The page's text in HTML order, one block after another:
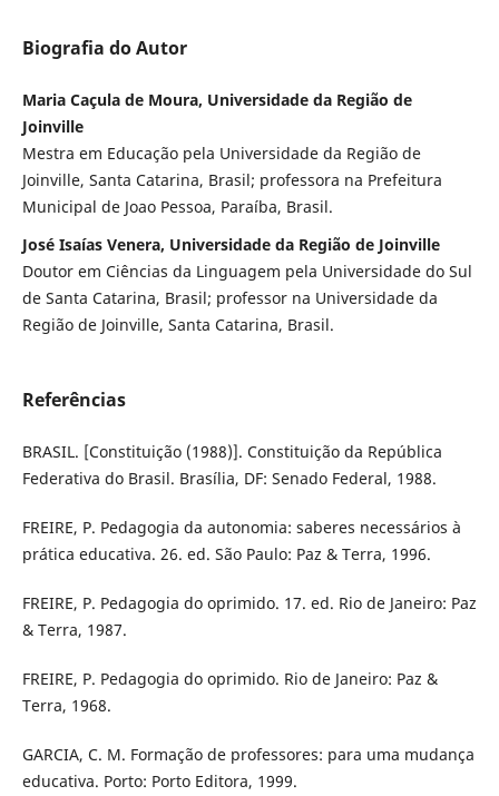
Biografia do Autor
Maria Caçula de Moura, Universidade da Região de
Joinville
Mestra em Educação pela Universidade da Região de
Joinville, Santa Catarina, Brasil; professora na Prefeitura
Municipal de Joao Pessoa, Paraíba, Brasil.
José Isaías Venera, Universidade da Região de Joinville
Doutor em Ciências da Linguagem pela Universidade do Sul
de Santa Catarina, Brasil; professor na Universidade da
Região de Joinville, Santa Catarina, Brasil.
Referências
BRASIL. [Constituição (1988)]. Constituição da República
Federativa do Brasil. Brasília, DF: Senado Federal, 1988.
FREIRE, P. Pedagogia da autonomia: saberes necessários à
prática educativa. 26. ed. São Paulo: Paz & Terra, 1996.
FREIRE, P. Pedagogia do oprimido. 17. ed. Rio de Janeiro: Paz
& Terra, 1987.
FREIRE, P. Pedagogia do oprimido. Rio de Janeiro: Paz &
Terra, 1968.
GARCIA, C. M. Formação de professores: para uma mudança
educativa. Porto: Porto Editora, 1999.